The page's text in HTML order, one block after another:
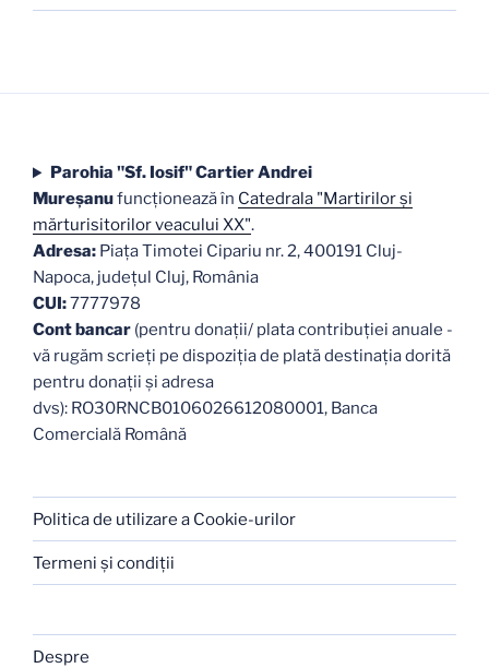
Parohia "Sf. Iosif" Cartier Andrei
Mureşanufuncţionează în Catedrala "Martirilor şi
mărturisitorilor veacului XX".
Adresa: Piaţa Timotei Cipariu nr. 2, 400191 Cluj-
Napoca, judeţul Cluj, România
CUI:7777978
Cont bancar (pentru donații/ plata contribuției anuale -
vă rugăm scrieți pe dispoziția de plată destinația dorită
pentru donații și adresa
dvs): RO30RNCB0106026612080001, Banca
Comercială Română
Politica de utilizare a Cookie-urilor
Termeni şi condiţii
Despre